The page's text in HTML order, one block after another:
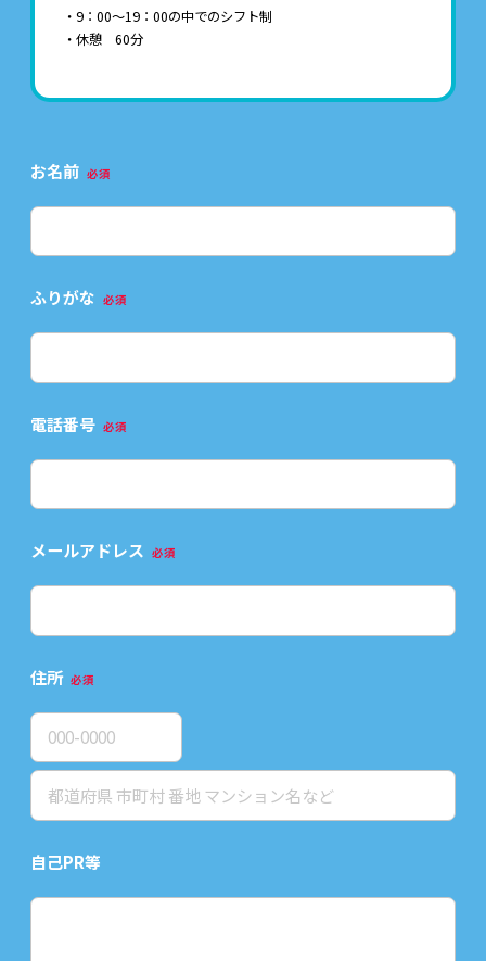
・9：00～19：00の中でのシフト制
・休憩 60分
お名前 必須
ふりがな 必須
電話番号 必須
メールアドレス 必須
住所 必須
自己PR等